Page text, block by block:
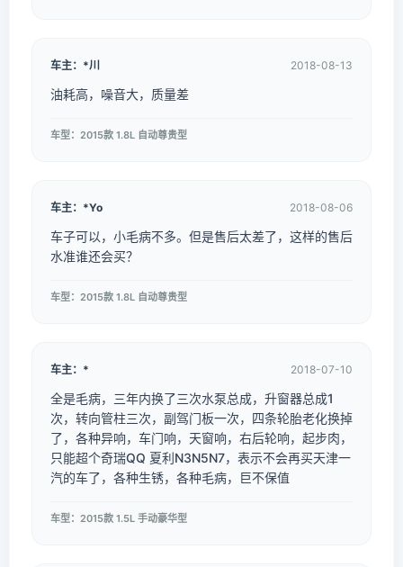
车主：*川 2018-08-13
油耗高，噪音大，质量差
车型：2015款 1.8L 自动尊贵型
车主：*Yo 2018-08-06
车子可以，小毛病不多。但是售后太差了，这样的售后
水准谁还会买？
车型：2015款 1.8L 自动尊贵型
车主：*ㅤ 2018-07-10
全是毛病，三年内换了三次水泵总成，升窗器总成1
次，转向管柱三次，副驾门板一次，四条轮胎老化换掉
了，各种异响，车门响，天窗响，右后轮响，起步肉，
只能超个奇瑞QQ 夏利N3N5N7，表示不会再买天津一
汽的车了，各种生锈，各种毛病，巨不保值
车型：2015款 1.5L 手动豪华型